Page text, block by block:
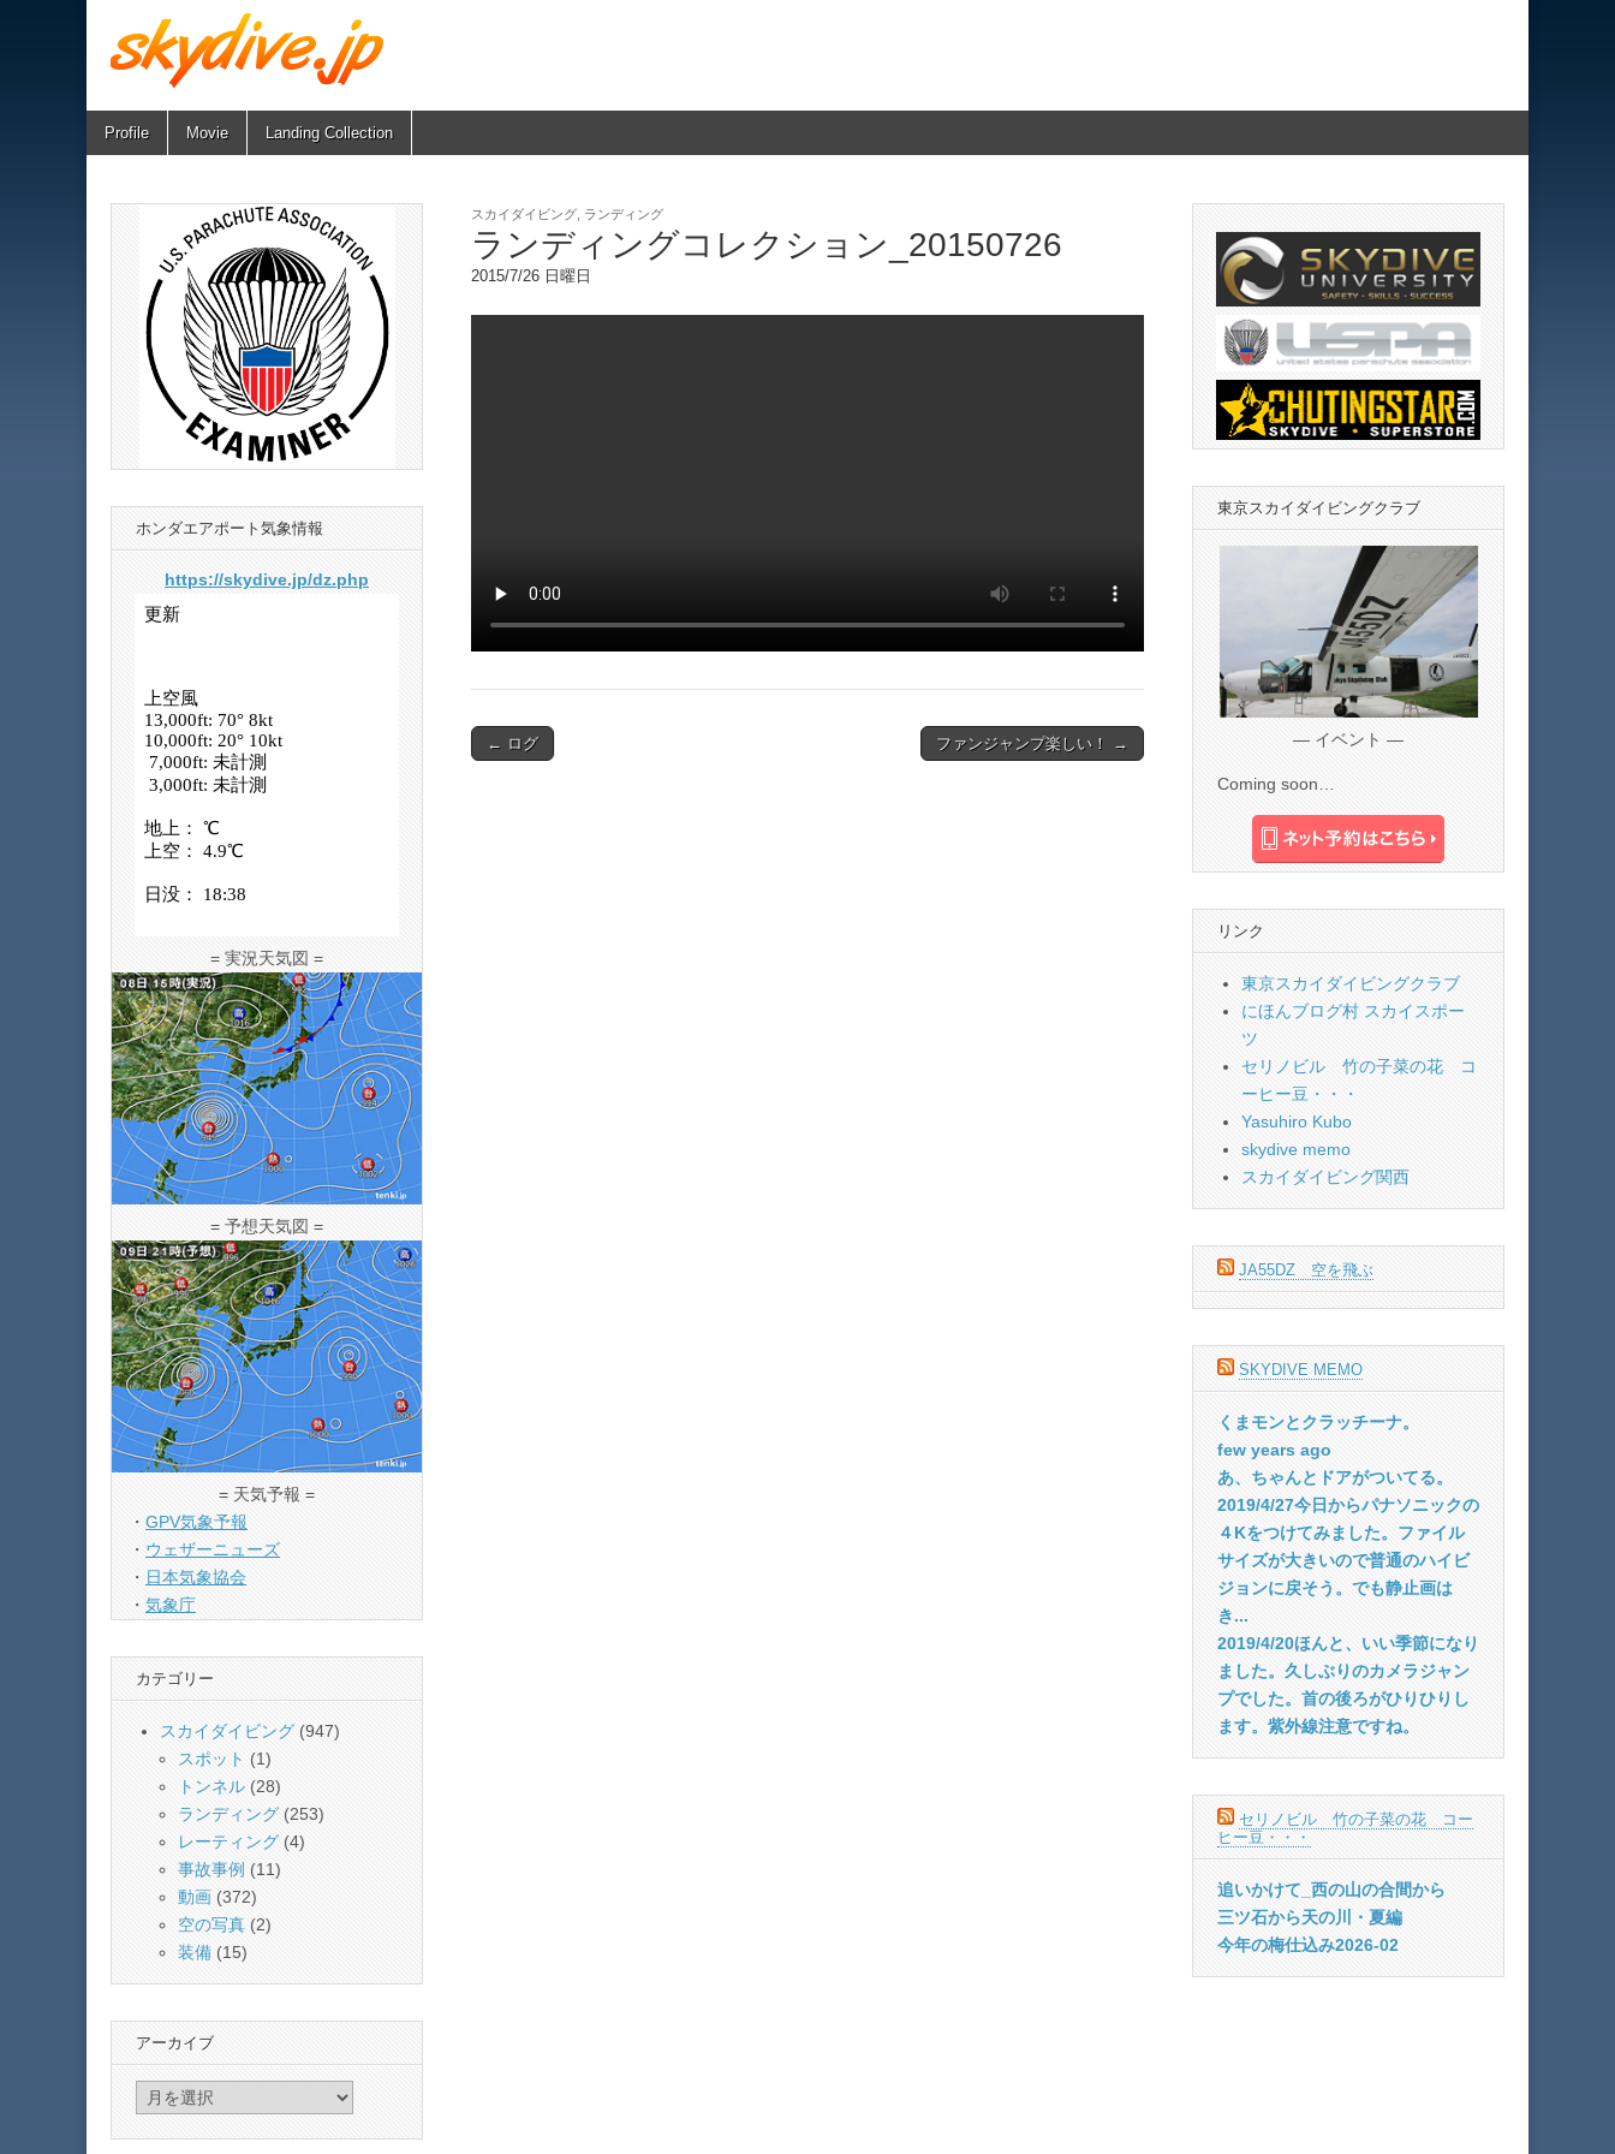
skydive.jp
Main
menu
Skip
Profile Movie Landing Collection
スカイダイビング ランディング
ランディングコレクション_20150726
2015/7/26 日曜日
Post← ログ ファンジャンプ楽しい！ →
ホンダエアポート気象情報
https://skydive.jp/dz.php
= 実況天気図 =
= 予想天気図 =
= 天気予報 =
・ GPV気象予報
・ ウェザーニューズ
・ 日本気象協会
・ 気象庁
カテゴリー
スカイダイビング (947)
スポット (1)
トンネル (28)
ランディング(253)
レーティング(4)
事故事例 (11)
動画 (372)
空の写真 (2)
装備 (15)
アーカイブ
東京スカイダイビングクラブ
— イベント —
Coming soon…
リンク
東京スカイダイビングクラブ
にほんブログ村 スカイスポー
ツ
セリノビル 竹の子菜の花 コ
ーヒー豆・・・
Yasuhiro Kubo
skydive memo
スカイダイビング関西
JA55DZ 空を飛ぶ
SKYDIVE MEMO
くまモンとクラッチーナ。
few years ago
あ、ちゃんとドアがついてる。
2019/4/27今日からパナソニックの
４Kをつけてみました。ファイル
サイズが大きいので普通のハイビ
ジョンに戻そう。でも静止画は
き...
2019/4/20ほんと、いい季節になり
ました。久しぶりのカメラジャン
プでした。首の後ろがひりひりし
ます。紫外線注意ですね。
セリノビル 竹の子菜の花 コー
ヒー豆・・・
追いかけて_西の山の合間から
三ツ石から天の川・夏編
今年の梅仕込み2026-02